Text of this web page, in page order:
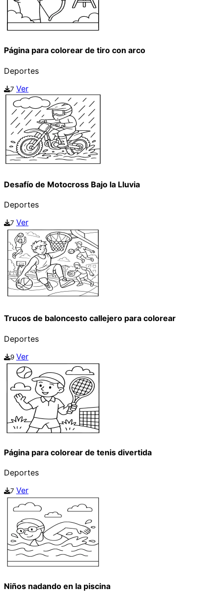
Página para colorear de tiro con arco
Deportes
7 Ver
Desafío de Motocross Bajo la Lluvia
Deportes
7 Ver
Trucos de baloncesto callejero para colorear
Deportes
9 Ver
Página para colorear de tenis divertida
Deportes
7 Ver
Niños nadando en la piscina